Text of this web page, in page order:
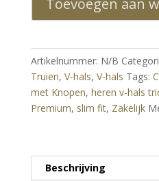
Heren
V-
Tricot
Trui
–
Premium
Dunne
|
Artikelnummer: N/B
Truien, V-hals, V-hals Tags:
met Knopen, heren v-hals
Premium, slim fit, Zakelijk
Beschrijving